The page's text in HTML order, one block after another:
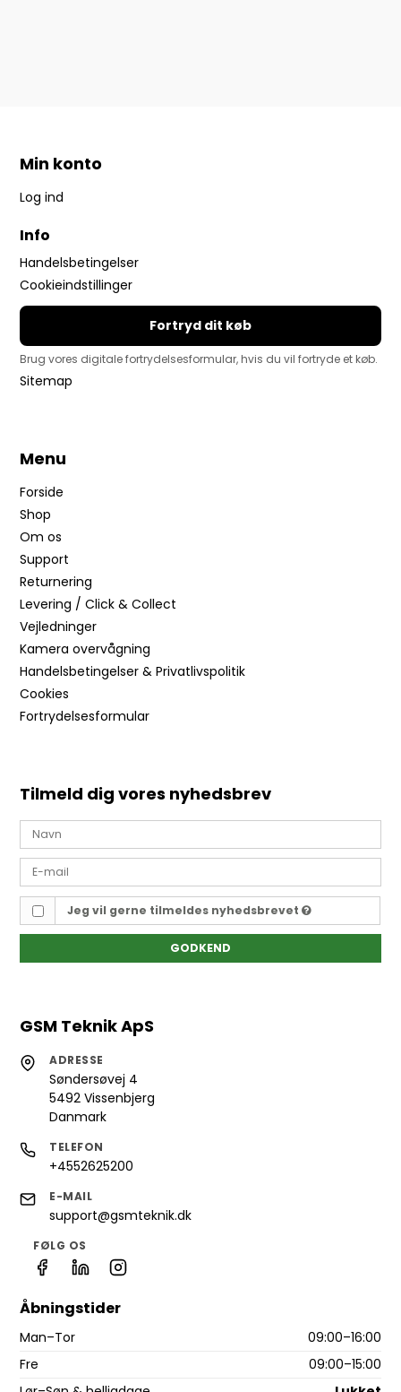
Min konto
Log ind
Info
Handelsbetingelser
Cookieindstillinger
Fortryd dit køb
Brug vores digitale fortrydelsesformular, hvis du vil fortryde et køb.
Sitemap
Menu
Forside
Shop
Om os
Support
Returnering
Levering / Click & Collect
Vejledninger
Kamera overvågning
Handelsbetingelser & Privatlivspolitik
Cookies
Fortrydelsesformular
Tilmeld dig vores nyhedsbrev
Jeg vil gerne tilmeldes nyhedsbrevet
GODKEND
GSM Teknik ApS
ADRESSE
Søndersøvej 4
5492 Vissenbjerg
Danmark
TELEFON
+4552625200
E-MAIL
support@gsmteknik.dk
FØLG OS
Åbningstider
Man–Tor
09:00–16:00
Fre
09:00–15:00